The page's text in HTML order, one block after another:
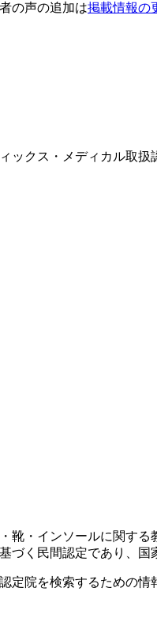
の声の追加は掲載情報の
ックス・メディカル取扱
靴・インソールに関す
く民間認定であり、
定院を検索するための